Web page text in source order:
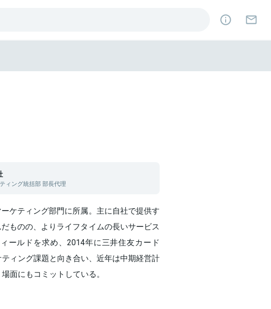
ィング統括部 部長代理
ケティング部門に所属。主に自社で提供す
ものの、よりライフタイムの長いサービス
ールドを求め、2014年に三井住友カード
ィング課題と向き合い、近年は中期経営計
面にもコミットしている。